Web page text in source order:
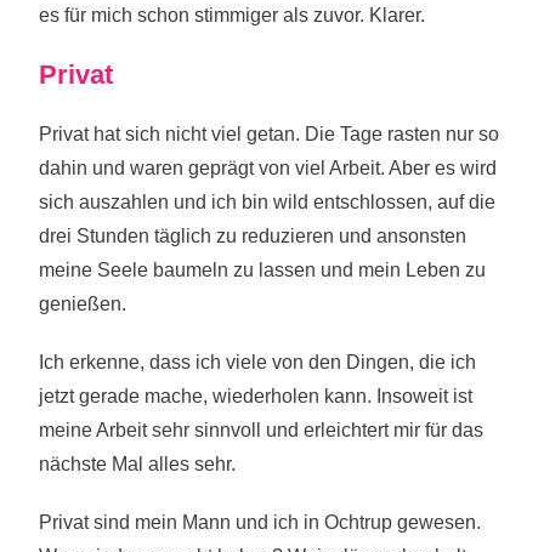
es für mich schon stimmiger als zuvor. Klarer.
Privat
Privat hat sich nicht viel getan. Die Tage rasten nur so
dahin und waren geprägt von viel Arbeit. Aber es wird
sich auszahlen und ich bin wild entschlossen, auf die
drei Stunden täglich zu reduzieren und ansonsten
meine Seele baumeln zu lassen und mein Leben zu
genießen.
Ich erkenne, dass ich viele von den Dingen, die ich
jetzt gerade mache, wiederholen kann. Insoweit ist
meine Arbeit sehr sinnvoll und erleichtert mir für das
nächste Mal alles sehr.
Privat sind mein Mann und ich in Ochtrup gewesen.